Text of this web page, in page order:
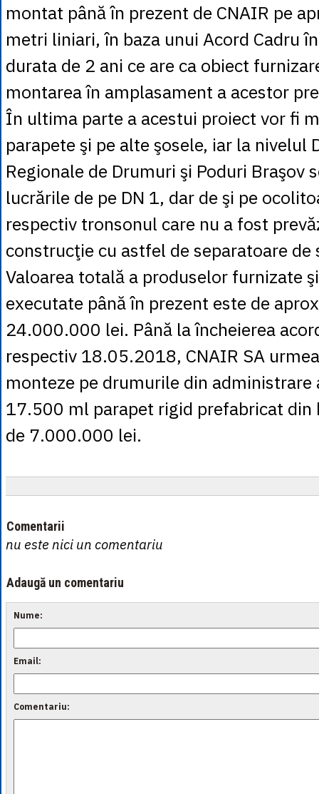
montat până în prezent de CNAIR pe
metri liniari, în baza unui Acord Cadru
durata de 2 ani ce are ca obiect
montarea în amplasament a acestor
În ultima parte a acestui proiect vor fi
parapete şi pe alte şosele, iar la nivelul
Regionale de Drumuri şi Poduri Braşov
lucrările de pe DN 1, dar de şi pe
respectiv tronsonul care nu a fost
construcţie cu astfel de separatoare de
Valoarea totală a produselor furnizate
executate până în prezent este de
24.000.000 lei. Până la încheierea
respectiv 18.05.2018, CNAIR SA
monteze pe drumurile din
17.500 ml parapet rigid prefabricat din
de 7.000.000 lei.
Comentarii
nu este nici un comentariu
Adaugă un comentariu
Nume:
Email:
Comentariu: